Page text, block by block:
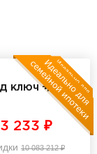
ключ 🌟
233 ₽
10 083 212₽